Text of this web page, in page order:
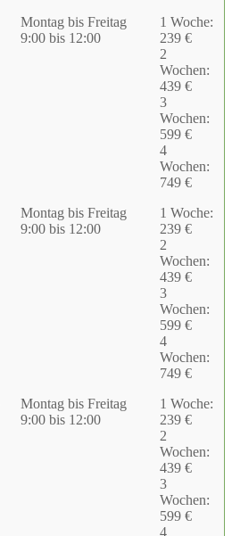
Montag bis Freitag
9:00 bis 12:00
1 Woche:
239 €
2
Wochen:
439 €
3
Wochen:
599 €
4
Wochen:
749 €
Montag bis Freitag
9:00 bis 12:00
1 Woche:
239 €
2
Wochen:
439 €
3
Wochen:
599 €
4
Wochen:
749 €
Montag bis Freitag
9:00 bis 12:00
1 Woche:
239 €
2
Wochen:
439 €
3
Wochen:
599 €
4